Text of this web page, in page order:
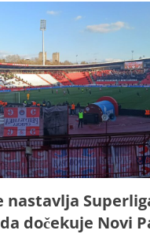
nastavlja
dočekuje Novi